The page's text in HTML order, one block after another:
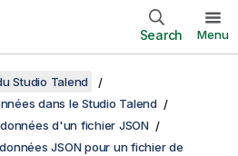
Search Menu
Studio Talend
dans le Studio Talend
d'un fichier JSON
JSON pour un fichier de